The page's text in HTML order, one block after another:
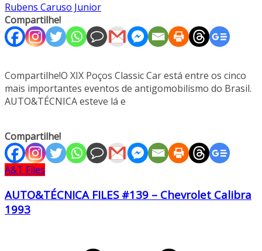
Rubens Caruso Junior
Compartilhe!
Compartilhe!O XIX Poços Classic Car está entre os cinco
mais importantes eventos de antigomobilismo do Brasil.
AUTO&TÉCNICA esteve lá e
Compartilhe!
A&T Files
AUTO&TÉCNICA FILES #139 – Chevrolet Calibra
1993